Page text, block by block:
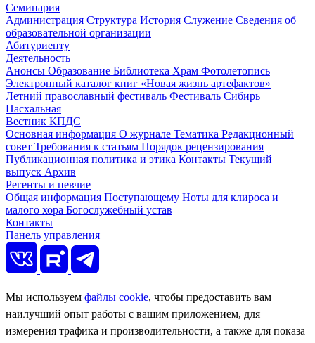
Семинария
Администрация Структура История Служение Сведения об
образовательной организации
Абитуриенту
Деятельность
Анонсы Образование Библиотека Храм Фотолетопись
Электронный каталог книг «Новая жизнь артефактов»
Летний православный фестиваль Фестиваль Сибирь
Пасхальная
Вестник КПДС
Основная информация О журнале Тематика Редакционный
совет Требования к статьям Порядок рецензирования
Публикационная политика и этика Контакты Текущий
выпуск Архив
Регенты и певчие
Общая информация Поступающему Ноты для клироса и
малого хора Богослужебный устав
Контакты
Панель управления
Мы используем файлы cookie, чтобы предоставить вам
наилучший опыт работы с вашим приложением, для
измерения трафика и производительности, а также для показа